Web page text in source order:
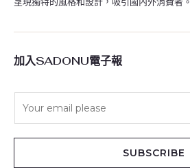
加入SADONU電子報
SUBSCRIBE